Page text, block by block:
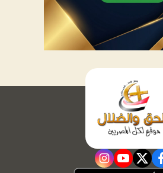
facebook
twitter
youtube
instagram